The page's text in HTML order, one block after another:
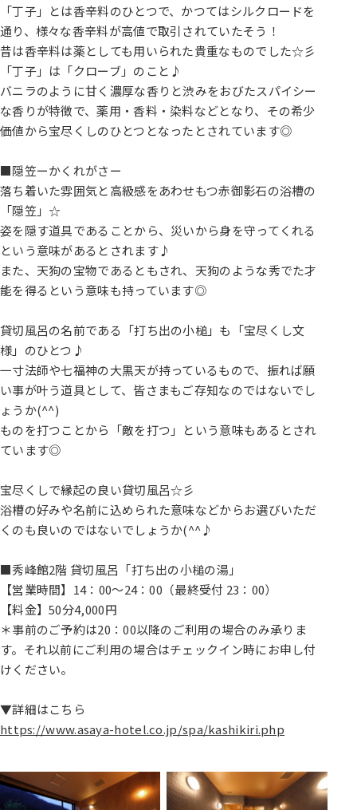
「丁子」とは香辛料のひとつで、かつてはシルクロードを
通り、様々な香辛料が高値で取引されていたそう！
昔は香辛料は薬としても用いられた貴重なものでした☆彡
「丁子」は「クローブ」のこと♪
バニラのように甘く濃厚な香りと渋みをおびたスパイシー
な香りが特徴で、薬用・香料・染料などとなり、その希少
価値から宝尽くしのひとつとなったとされています◎
■隠笠ーかくれがさー
落ち着いた雰囲気と高級感をあわせもつ赤御影石の浴槽の
「隠笠」☆
姿を隠す道具であることから、災いから身を守ってくれる
という意味があるとされます♪
また、天狗の宝物であるともされ、天狗のような秀でた才
能を得るという意味も持っています◎
貸切風呂の名前である「打ち出の小槌」も「宝尽くし文
様」のひとつ♪
一寸法師や七福神の大黒天が持っているもので、振れば願
い事が叶う道具として、皆さまもご存知なのではないでし
ょうか(^^)
ものを打つことから「敵を打つ」という意味もあるとされ
ています◎
宝尽くしで縁起の良い貸切風呂☆彡
浴槽の好みや名前に込められた意味などからお選びいただ
くのも良いのではないでしょうか(^^♪
■秀峰館2階 貸切風呂「打ち出の小槌の湯」
【営業時間】14：00～24：00（最終受付 23：00）
【料金】50分4,000円
＊事前のご予約は20：00以降のご利用の場合のみ承りま
す。それ以前にご利用の場合はチェックイン時にお申し付
けください。
▼詳細はこちら
https://www.asaya-hotel.co.jp/spa/kashikiri.php